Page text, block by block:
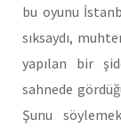
bu oyunu
sıksaydı,
yapılan bir
sahnede
Şunu